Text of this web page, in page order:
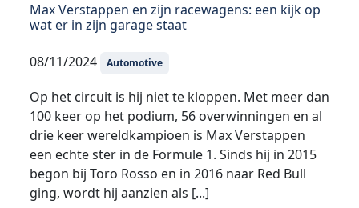
Max Verstappen en zijn racewagens: een kijk op
wat er in zijn garage staat
08/11/2024 Automotive
Op het circuit is hij niet te kloppen. Met meer dan
100 keer op het podium, 56 overwinningen en al
drie keer wereldkampioen is Max Verstappen
een echte ster in de Formule 1. Sinds hij in 2015
begon bij Toro Rosso en in 2016 naar Red Bull
ging, wordt hij aanzien als [...]